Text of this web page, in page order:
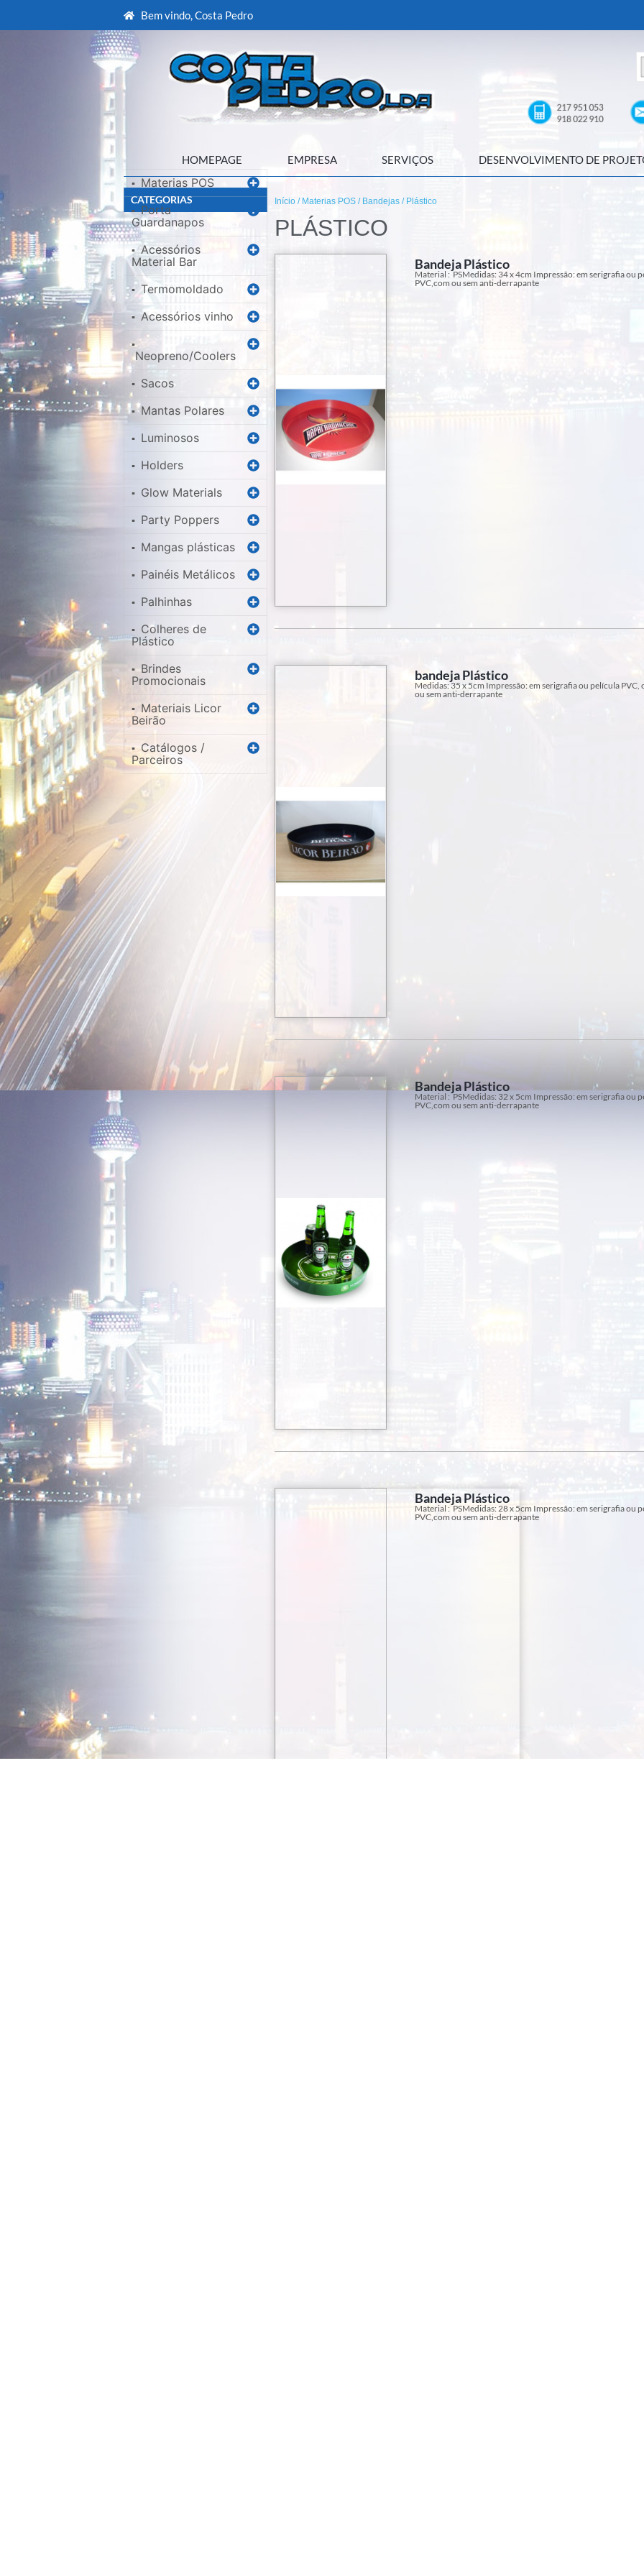
Bem vindo, Costa Pedro
HOMEPAGE EMPRESA SERVIÇOS DESENVOLVIMENTO DE
CATEGORIAS
▪ Materias POS
▪ Porta
Guardanapos
▪ Acessórios
Material Bar
▪ Termomoldado
▪ Acessórios vinho
▪
Neopreno/Coolers
▪ Sacos
▪ Mantas Polares
▪ Luminosos
▪ Holders
▪ Glow Materials
▪ Party Poppers
▪ Mangas plásticas
▪ Painéis Metálicos
▪ Palhinhas
▪ Colheres de
Plástico
▪ Brindes
Promocionais
▪ Materiais Licor
Beirão
▪ Catálogos /
Parceiros
Início / Materias POS / Bandejas / Plástico
PLÁSTICO
Bandeja Plástico
Material : PSMedidas: 34 x 4cm Impressão: em serigrafia ou
PVC,com ou sem anti-derrapante
bandeja Plástico
Medidas: 35 x 5cm Impressão: em serigrafia ou película PVC,
ou sem anti-derrapante
Bandeja Plástico
Material : PSMedidas: 32 x 5cm Impressão: em serigrafia ou
PVC,com ou sem anti-derrapante
Bandeja Plástico
Material : PSMedidas: 28 x 5cm Impressão: em serigrafia ou
PVC,com ou sem anti-derrapante